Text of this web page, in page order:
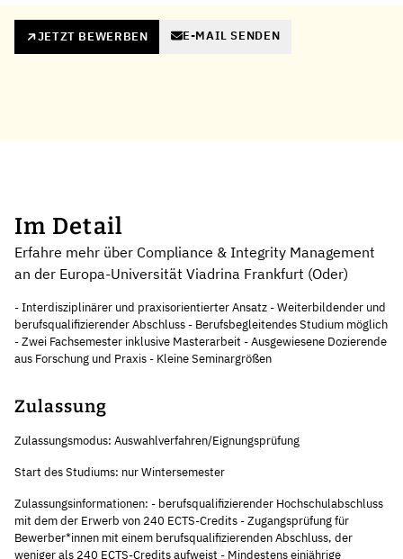
JETZT BEWERBEN E-MAIL SENDEN
Im Detail
Erfahre mehr über Compliance & Integrity Management
an der Europa-Universität Viadrina Frankfurt (Oder)
- Interdisziplinärer und praxisorientierter Ansatz - Weiterbildender und
berufsqualifizierender Abschluss - Berufsbegleitendes Studium möglich
- Zwei Fachsemester inklusive Masterarbeit - Ausgewiesene Dozierende
aus Forschung und Praxis - Kleine Seminargrößen
Zulassung
Zulassungsmodus: Auswahlverfahren/Eignungsprüfung
Start des Studiums: nur Wintersemester
Zulassungsinformationen: - berufsqualifizierender Hochschulabschluss
mit dem der Erwerb von 240 ECTS-Credits - Zugangsprüfung für
Bewerber*innen mit einem berufsqualifizierenden Abschluss, der
weniger als 240 ECTS-Credits aufweist - Mindestens einjährige